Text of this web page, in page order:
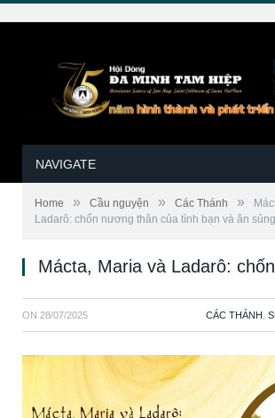
NAVIGATE
Home » Cầu nguyện » Các Thánh »
Ladarô: chốn nương thân của tình bạn và ân sủng
Mácta, Maria và Ladarô:
ON 28/07/2025 CÁC THÁNH